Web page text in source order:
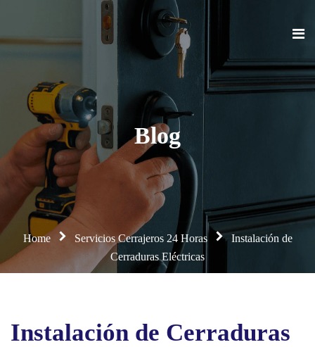
Blog
Home Servicios Cerrajeros 24 Horas
Instalación de
Cerraduras Eléctricas
Instalación de Cerraduras